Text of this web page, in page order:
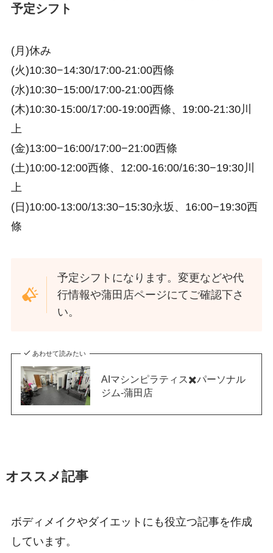
予定シフト
(月)休み
(火)10:30−14:30/17:00-21:00西條
(水)10:30−15:00/17:00-21:00西條
(木)10:30-15:00/17:00-19:00西條、19:00-21:30川
上
(金)13:00−16:00/17:00−21:00西條
(土)10:00-12:00西條、12:00-16:00/16:30−19:30川
上
(日)10:00-13:00/13:30−15:30永坂、16:00−19:30西
條
予定シフトになります。変更などや代
行情報や蒲田店ページにてご確認下さ
い。
あわせて読みたい
AIマシンピラティス✖️パーソナル
ジム-蒲田店
オススメ記事
ボディメイクやダイエットにも役立つ記事を作成
しています。